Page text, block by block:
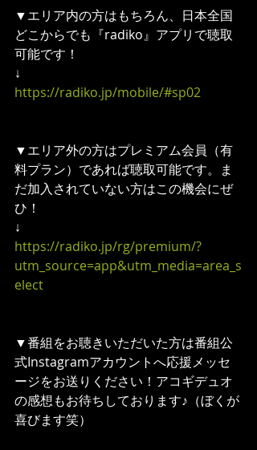
▼エリア内の方はもちろん、日本全国
どこからでも『radiko』アプリで聴取
可能です！
↓
https://radiko.jp/mobile/#sp02
▼エリア外の方はプレミアム会員（有
料プラン）であれば聴取可能です。ま
だ加入されていない方はこの機会にぜ
ひ！
↓
https://radiko.jp/rg/premium/?
utm_source=app&utm_media=area_s
elect
▼番組をお聴きいただいた方は番組公
式Instagramアカウントへ応援メッセ
ージをお送りください！アコギデュオ
の感想もお待ちしております♪（ぼくが
喜びます笑）